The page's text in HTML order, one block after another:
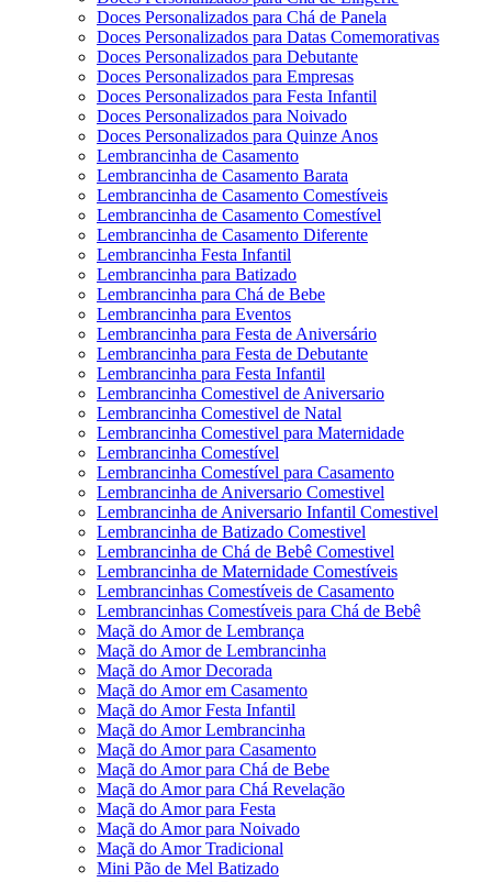
Doces Personalizados para Chá de Panela
Doces Personalizados para Datas Comemorativas
Doces Personalizados para Debutante
Doces Personalizados para Empresas
Doces Personalizados para Festa Infantil
Doces Personalizados para Noivado
Doces Personalizados para Quinze Anos
Lembrancinha de Casamento
Lembrancinha de Casamento Barata
Lembrancinha de Casamento Comestíveis
Lembrancinha de Casamento Comestível
Lembrancinha de Casamento Diferente
Lembrancinha Festa Infantil
Lembrancinha para Batizado
Lembrancinha para Chá de Bebe
Lembrancinha para Eventos
Lembrancinha para Festa de Aniversário
Lembrancinha para Festa de Debutante
Lembrancinha para Festa Infantil
Lembrancinha Comestivel de Aniversario
Lembrancinha Comestivel de Natal
Lembrancinha Comestivel para Maternidade
Lembrancinha Comestível
Lembrancinha Comestível para Casamento
Lembrancinha de Aniversario Comestivel
Lembrancinha de Aniversario Infantil Comestivel
Lembrancinha de Batizado Comestivel
Lembrancinha de Chá de Bebê Comestivel
Lembrancinha de Maternidade Comestíveis
Lembrancinhas Comestíveis de Casamento
Lembrancinhas Comestíveis para Chá de Bebê
Maçã do Amor de Lembrança
Maçã do Amor de Lembrancinha
Maçã do Amor Decorada
Maçã do Amor em Casamento
Maçã do Amor Festa Infantil
Maçã do Amor Lembrancinha
Maçã do Amor para Casamento
Maçã do Amor para Chá de Bebe
Maçã do Amor para Chá Revelação
Maçã do Amor para Festa
Maçã do Amor para Noivado
Maçã do Amor Tradicional
Mini Pão de Mel Batizado